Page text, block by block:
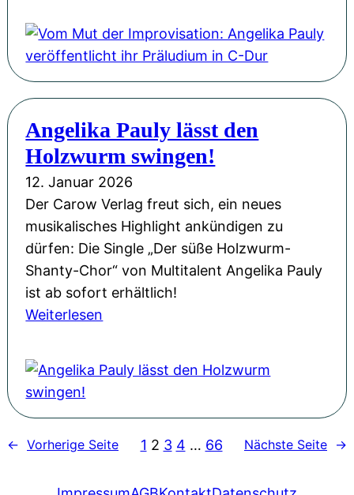
i
a
F
n
t
a
s
y
-
L
e
s
n
t
o
n
e
“
i
m
D
o
n
n
e
r
s
t
g
c
m
M
u
d
e
r
I
m
p
r
o
a
i
o
Angelika Pauly lässt den
Holzwurm swingen!
12. Januar 2026
Der Carow Verlag freut sich, ein neues
musikalisches Highlight ankündigen zu
dürfen: Die Single „Der süße Holzwurm-
Shanty-Chor“ von Multitalent Angelika Pauly
ist ab sofort erhältlich!
Weiterlesen
g
l
i
a
← Vorherige Seite 1 2 3 4 … 66 Nächste Seite →